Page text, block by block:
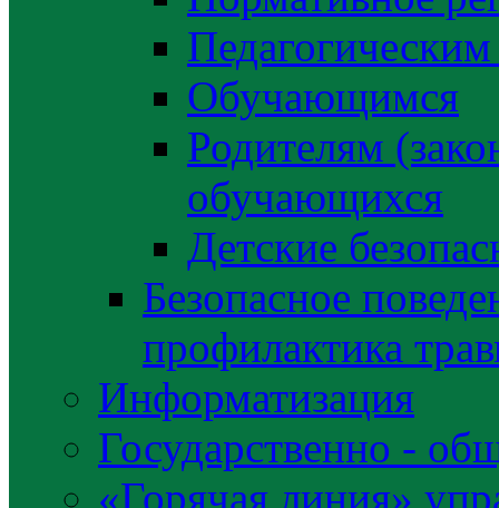
Обучающимся
Родителям
обучающихся
Детские
Безопасное
профилактика
Информатизация
Государственно -
«Горячая линия»